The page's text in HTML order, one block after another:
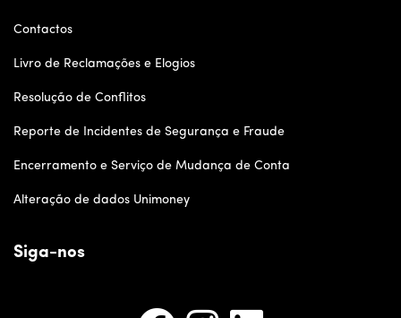
Contactos
Livro de Reclamações e Elogios
Resolução de Conflitos
Reporte de Incidentes de Segurança e Fraude
Encerramento e Serviço de Mudança de Conta
Alteração de dados Unimoney
Siga-nos